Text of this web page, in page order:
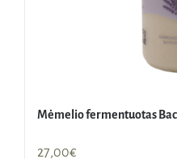
Mėmelio fermentuotas
27,00€